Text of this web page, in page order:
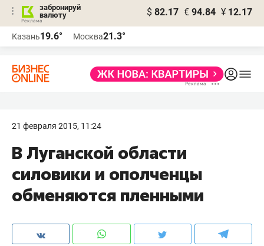
забронируй
валюту
$ 82.17 € 94.84 ¥ 12.17
Казань19.6° Москва21.3°
21 февраля 2015, 11:24
В Луганской области
силовики и ополченцы
обменяются пленными